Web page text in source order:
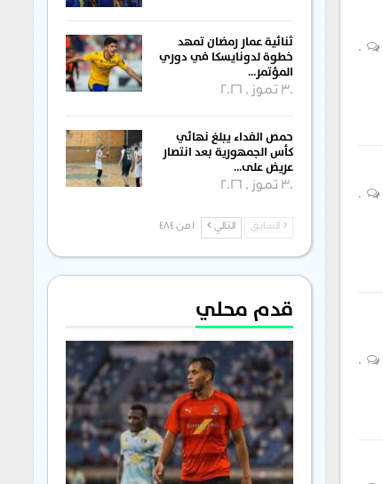
ثنائية عمار رمضان تمهد
خطوة لدونايسكا في دوري
المؤتمر…
30 تموز , 2026
حمص الفداء يبلغ نهائي
كأس الجمهورية بعد انتصار
عريض على…
30 تموز , 2026
السابق التالي 1 من 484
قدم محلي